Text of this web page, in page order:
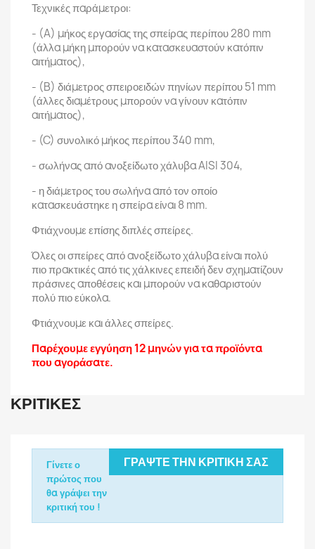
Τεχνικές παράμετροι:
- (A) μήκος εργασίας της σπείρας περίπου 280 mm
(άλλα μήκη μπορούν να κατασκευαστούν κατόπιν
αιτήματος),
- (B) διάμετρος σπειροειδών πηνίων περίπου 51 mm
(άλλες διαμέτρους μπορούν να γίνουν κατόπιν
αιτήματος),
- (C) συνολικό μήκος περίπου 340 mm,
- σωλήνας από ανοξείδωτο χάλυβα AISI 304,
- η διάμετρος του σωλήνα από τον οποίο
κατασκευάστηκε η σπείρα είναι 8 mm.
Φτιάχνουμε επίσης διπλές σπείρες.
Όλες οι σπείρες από ανοξείδωτο χάλυβα είναι πολύ
πιο πρακτικές από τις χάλκινες επειδή δεν σχηματίζουν
πράσινες αποθέσεις και μπορούν να καθαριστούν
πολύ πιο εύκολα.
Φτιάχνουμε και άλλες σπείρες.
Παρέχουμε εγγύηση 12 μηνών για τα προϊόντα
που αγοράσατε.
ΚΡΙΤΙΚΈΣ
ΓΡΆΨΤΕ ΤΗΝ ΚΡΙΤΙΚΉ ΣΑΣ
Γίνετε ο
πρώτος που
θα γράψει την
κριτική του !